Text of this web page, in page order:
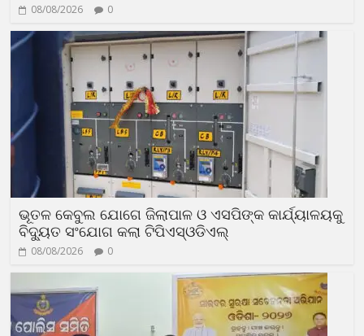
08/08/2026 0
ଭୂତଳ କେବୁଲ ଯୋଗେ ଜିଲାପାଳ ଓ ଏସପିଙ୍କ କାର୍ଯ୍ୟାଳୟକୁ
ବିଦ୍ୟୁତ ସଂଯୋଗ କଲା ଟିପିଏସ୍ଓଡିଏଲ୍
08/08/2026 0